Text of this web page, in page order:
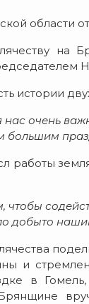
области
на
истории
нас очень
большим
работы
добыто
и
в
Брянщине